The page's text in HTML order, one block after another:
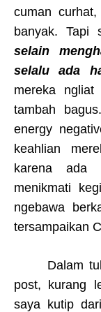
cuman
banyak. Tapi
selain
selalu ada
mereka
tambah
energy
keahlian
karena ada
menikmati
ngebawa
tersampaikan
Dalam
post, kurang
saya kutip